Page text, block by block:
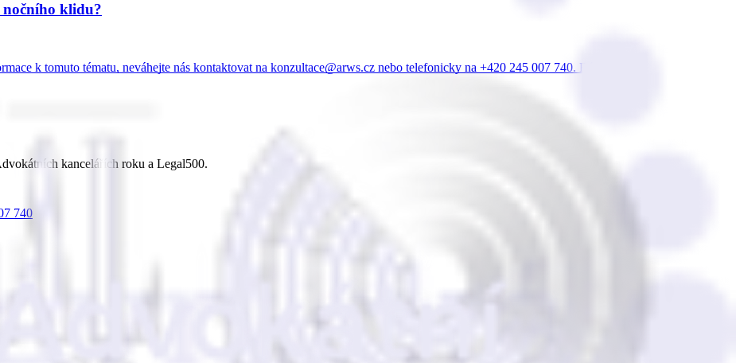
nočního klidu?
k tomuto tématu, neváhejte nás kontaktovat na konzultace@arws.cz nebo telefonicky na +420 245 007 740. Rádi v…
kancelářích roku a Legal500.
740